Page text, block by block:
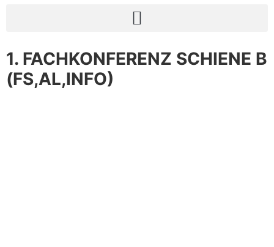
1. FACHKONFERENZ SCHIENE B
(FS,AL,INFO)